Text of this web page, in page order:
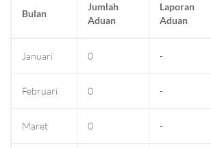
Bulan
Jumlah
Aduan
Laporan
Aduan
Januari 0 -
Februari 0 -
Maret 0 -